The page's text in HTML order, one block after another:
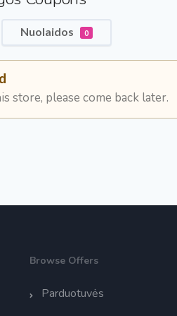
Nuolaidos 0
store, please come back later.
Browse Offers
Parduotuvės